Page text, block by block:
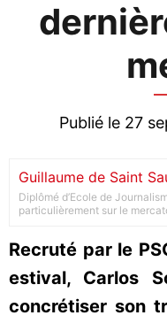
Publié le 27
Guillaume de Saint
Diplômé d’Ecole de
particulièrement sur le
Recruté par le
estival, Carlos
concrétiser son